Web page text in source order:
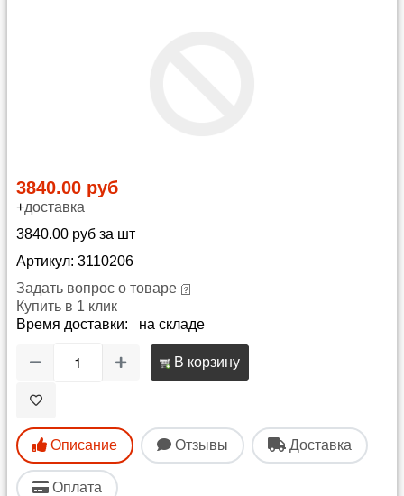
3840.00 руб
+доставка
3840.00 руб за шт
Артикул: 3110206
Задать вопрос о товаре
Купить в 1 клик
Время доставки: на складе
В корзину
Описание Отзывы Доставка
Оплата